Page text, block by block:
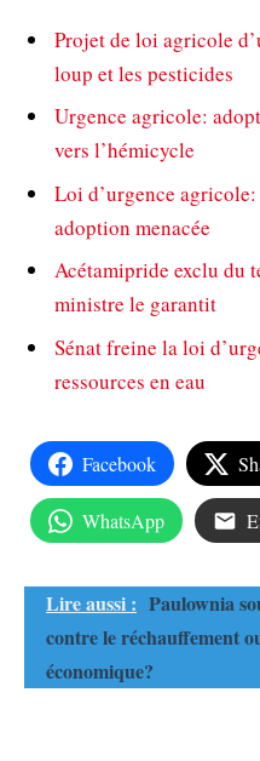
Projet de loi agricole
loup et les pesticides
Urgence agricole:
vers l’hémicycle
Loi d’urgence agricole:
adoption menacée
Acétamipride exclu du
ministre le garantit
Sénat freine la loi
ressources en eau
Facebook
WhatsApp
Lire aussi : Paulownia
contre le réchauffement
économique?